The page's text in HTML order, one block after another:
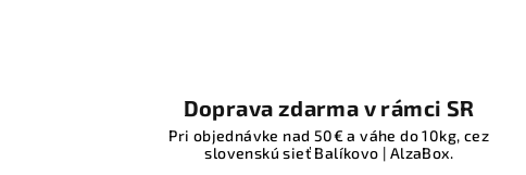
Doprava zdarma v rámci SR
Pri objednávke nad 50€ a váhe do 10kg, cez
slovenskú sieť Balíkovo | AlzaBox.